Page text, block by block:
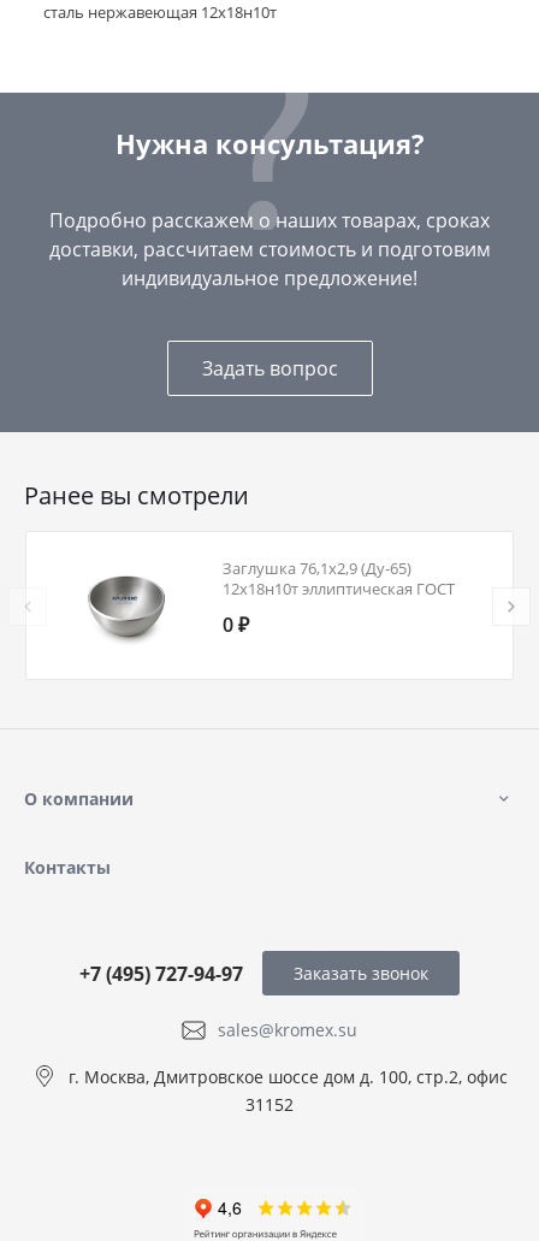
сталь нержавеющая 12х18н10т
Нужна консультация?
Подробно расскажем о наших товарах, сроках
доставки, рассчитаем стоимость и подготовим
индивидуальное предложение!
Задать вопрос
Ранее вы смотрели
Заглушка 76,1х2,9 (Ду-65)
12х18н10т эллиптическая ГОСТ
0 ₽
О компании
Контакты
sales@kromex.su
+7 (495) 727-94-97
г. Москва, Дмитровское шоссе дом д. 100, стр.2, офис
31152
Заказать звонок